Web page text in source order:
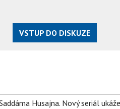
VSTUP DO DISKUZE
Husajna. Nový seriál